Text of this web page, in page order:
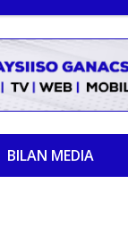
BILAN MEDIA